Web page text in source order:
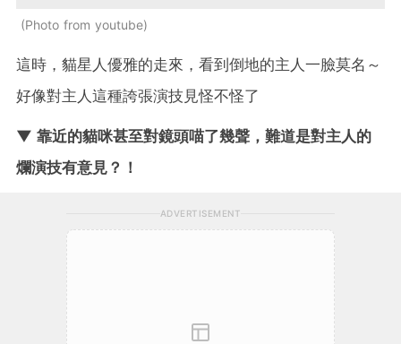
Photo from youtube
這時，貓星人優雅的走來，看到倒地的主人一臉莫名～
好像對主人這種誇張演技見怪不怪了
▼ 靠近的貓咪甚至對鏡頭喵了幾聲，難道是對主人的
爛演技有意見？！
ADVERTISEMENT